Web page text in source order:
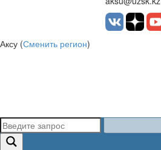
Аксу (Сменить регион)